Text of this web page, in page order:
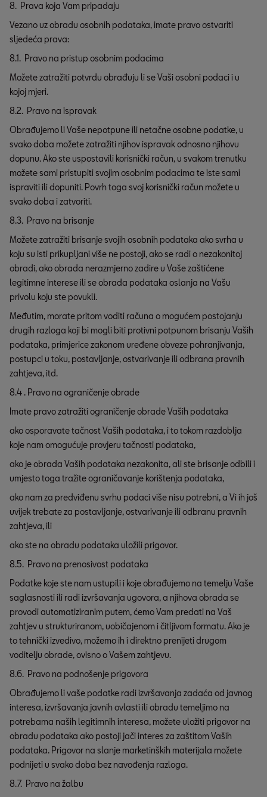
8. Prava koja Vam pripadaju
Vezano uz obradu osobnih podataka, imate pravo ostvariti
sljedeća prava:
8.1. Pravo na pristup osobnim podacima
Možete zatražiti potvrdu obrađuju li se Vaši osobni podaci i u
kojoj mjeri.
8.2. Pravo na ispravak
Obrađujemo li Vaše nepotpune ili netačne osobne podatke, u
svako doba možete zatražiti njihov ispravak odnosno njihovu
dopunu. Ako ste uspostavili korisnički račun, u svakom trenutku
možete sami pristupiti svojim osobnim podacima te iste sami
ispraviti ili dopuniti. Povrh toga svoj korisnički račun možete u
svako doba i zatvoriti.
8.3. Pravo na brisanje
Možete zatražiti brisanje svojih osobnih podataka ako svrha u
koju su isti prikupljani više ne postoji, ako se radi o nezakonitoj
obradi, ako obrada nerazmjerno zadire u Vaše zaštićene
legitimne interese ili se obrada podataka oslanja na Vašu
privolu koju ste povukli.
Međutim, morate pritom voditi računa o mogućem postojanju
drugih razloga koji bi mogli biti protivni potpunom brisanju Vaših
podataka, primjerice zakonom uređene obveze pohranjivanja,
postupci u toku, postavljanje, ostvarivanje ili odbrana pravnih
zahtjeva, itd.
8.4 . Pravo na ograničenje obrade
Imate pravo zatražiti ograničenje obrade Vaših podataka
ako osporavate tačnost Vaših podataka, i to tokom razdoblja
koje nam omogućuje provjeru tačnosti podataka,
ako je obrada Vaših podataka nezakonita, ali ste brisanje odbili i
umjesto toga tražite ograničavanje korištenja podataka,
ako nam za predviđenu svrhu podaci više nisu potrebni, a Vi ih još
uvijek trebate za postavljanje, ostvarivanje ili odbranu pravnih
zahtjeva, ili
ako ste na obradu podataka uložili prigovor.
8.5. Pravo na prenosivost podataka
Podatke koje ste nam ustupili i koje obrađujemo na temelju Vaše
saglasnosti ili radi izvršavanja ugovora, a njihova obrada se
provodi automatiziranim putem, ćemo Vam predati na Vaš
zahtjev u strukturiranom, uobičajenom i čitljivom formatu. Ako je
to tehnički izvedivo, možemo ih i direktno prenijeti drugom
voditelju obrade, ovisno o Vašem zahtjevu.
8.6. Pravo na podnošenje prigovora
Obrađujemo li vaše podatke radi izvršavanja zadaća od javnog
interesa, izvršavanja javnih ovlasti ili obradu temeljimo na
potrebama naših legitimnih interesa, možete uložiti prigovor na
obradu podataka ako postoji jači interes za zaštitom Vaših
podataka. Prigovor na slanje marketinških materijala možete
podnijeti u svako doba bez navođenja razloga.
8.7. Pravo na žalbu